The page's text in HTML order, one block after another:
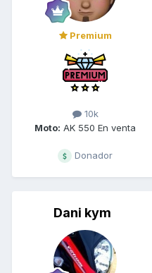
Premium
10k
Moto: AK 550 En venta
Donador
Dani kym